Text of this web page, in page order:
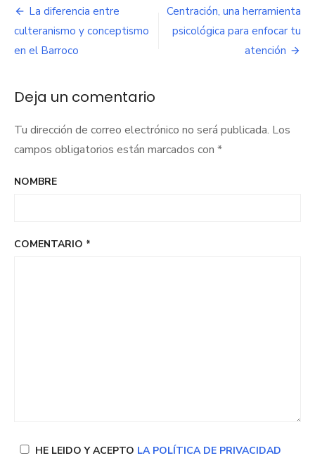
mujeres
del
Renacimiento
Navegación
de
La diferencia entre
culteranismo y conceptismo
en el Barroco
Centración, una herramienta
psicológica para enfocar tu
atención
Deja un comentario
Tu dirección de correo electrónico no será publicada. Los
campos obligatorios están marcados con *
NOMBRE
COMENTARIO *
HE LEIDO Y ACEPTO LA POLÍTICA DE PRIVACIDAD